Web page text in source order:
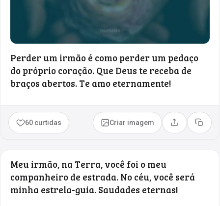
Perder um irmão é como perder um pedaço
do próprio coração. Que Deus te receba de
braços abertos. Te amo eternamente!
60 curtidas Criar imagem Compartilhar
Copiar
Meu irmão, na Terra, você foi o meu
companheiro de estrada. No céu, você será
minha estrela-guia. Saudades eternas!